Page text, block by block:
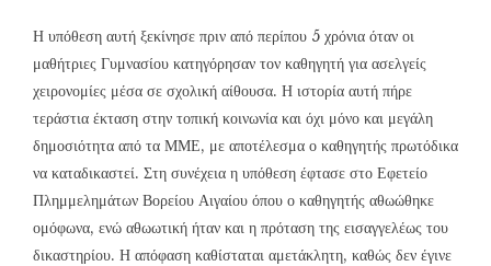
Η υπόθεση αυτή ξεκίνησε πριν από περίπου 5 χρόνια όταν οι
μαθήτριες Γυμνασίου κατηγόρησαν τον καθηγητή για ασελγείς
χειρονομίες μέσα σε σχολική αίθουσα. Η ιστορία αυτή πήρε
τεράστια έκταση στην τοπική κοινωνία και όχι μόνο και μεγάλη
δημοσιότητα από τα ΜΜΕ, με αποτέλεσμα ο καθηγητής πρωτόδικα
να καταδικαστεί. Στη συνέχεια η υπόθεση έφτασε στο Εφετείο
Πλημμελημάτων Βορείου Αιγαίου όπου ο καθηγητής αθωώθηκε
ομόφωνα, ενώ αθωωτική ήταν και η πρόταση της εισαγγελέως του
δικαστηρίου. Η απόφαση καθίσταται αμετάκλητη, καθώς δεν έγινε